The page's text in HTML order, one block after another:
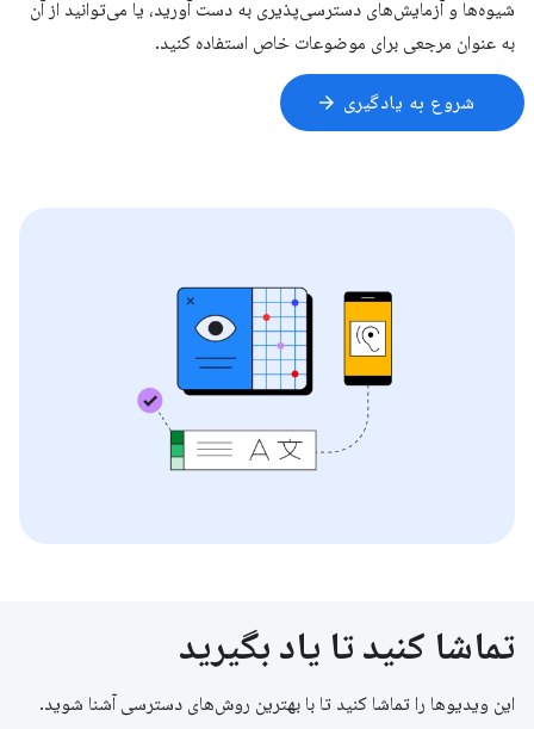
شیوه‌ها و آزمایش‌های دسترسی‌پذیری به دست آورید، یا می‌توانید از آن
به عنوان مرجعی برای موضوعات خاص استفاده کنید.
شروع به یادگیری arrow_forward
تماشا کنید تا یاد بگیرید
این ویدیوها را تماشا کنید تا با بهترین روش‌های دسترسی آشنا شوید.